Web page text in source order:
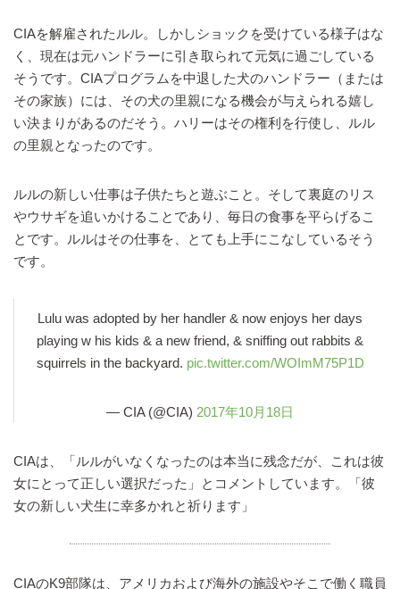
CIAを解雇されたルル。しかしショックを受けている様子はな
く、現在は元ハンドラーに引き取られて元気に過ごしている
そうです。CIAプログラムを中退した犬のハンドラー（または
その家族）には、その犬の里親になる機会が与えられる嬉し
い決まりがあるのだそう。ハリーはその権利を行使し、ルル
の里親となったのです。
ルルの新しい仕事は子供たちと遊ぶこと。そして裏庭のリス
やウサギを追いかけることであり、毎日の食事を平らげるこ
とです。ルルはその仕事を、とても上手にこなしているそう
です。
Lulu was adopted by her handler & now enjoys her days
playing w his kids & a new friend, & sniffing out rabbits &
squirrels in the backyard. pic.twitter.com/WOImM75P1D
— CIA (@CIA) 2017年10月18日
CIAは、「ルルがいなくなったのは本当に残念だが、これは彼
女にとって正しい選択だった」とコメントしています。「彼
女の新しい犬生に幸多かれと祈ります」
CIAのK9部隊は、アメリカおよび海外の施設やそこで働く職員